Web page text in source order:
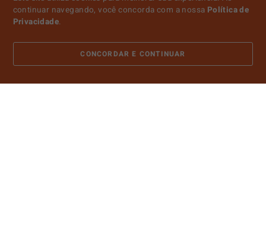
continuar navegando, você concorda com a nossa Política de
Privacidade.
CONCORDAR E CONTINUAR